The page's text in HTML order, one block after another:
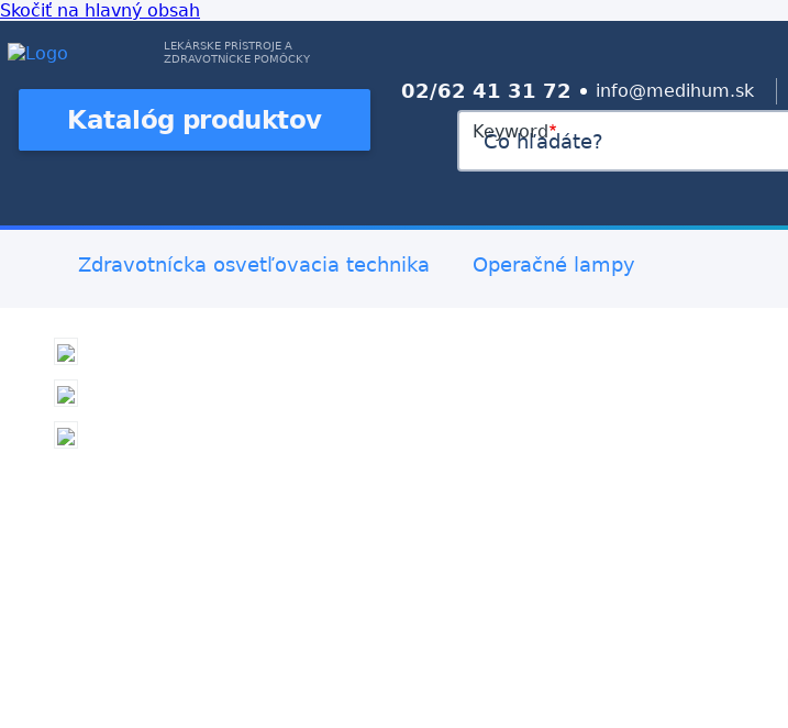
Skočiť na hlavný obsah
LEKÁRSKE PRÍSTROJE A
ZDRAVOTNÍCKE POMÔCKY
Katalóg produktov Keyword
02/62 41 31 72 info@medihum.sk
Zdravotnícka osvetľovacia technika Operačné lampy